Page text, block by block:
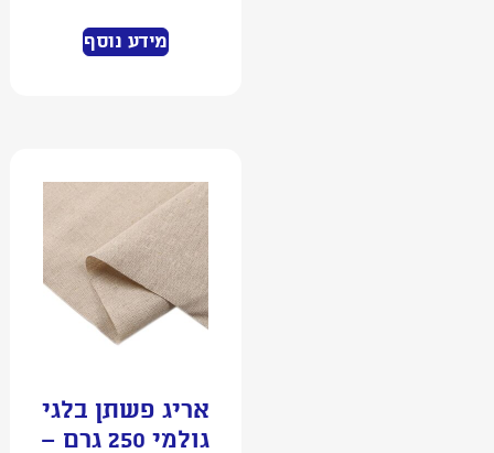
מידע נוסף
אריג פשתן בלגי
גולמי 250 גרם –